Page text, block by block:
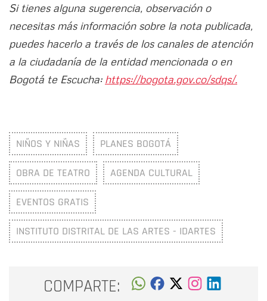
Si tienes alguna sugerencia, observación o
necesitas más información sobre la nota publicada,
puedes hacerlo a través de los canales de atención
a la ciudadanía de la entidad mencionada o en
Bogotá te Escucha: https://bogota.gov.co/sdqs/.
NIÑOS Y NIÑAS PLANES BOGOTÁ
OBRA DE TEATRO AGENDA CULTURAL
EVENTOS GRATIS
INSTITUTO DISTRITAL DE LAS ARTES - IDARTES
COMPARTE: